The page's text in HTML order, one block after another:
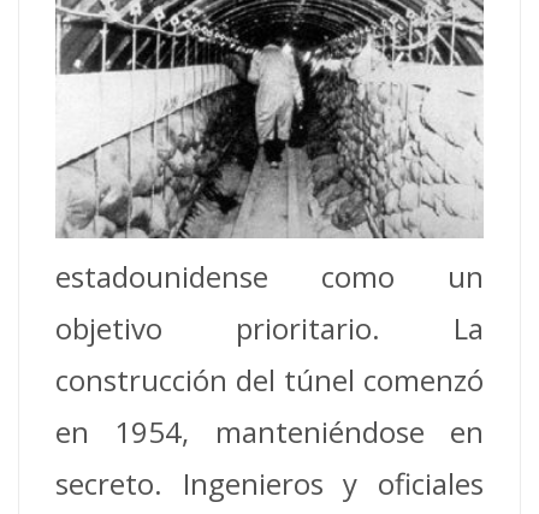
estadounidense como un
objetivo prioritario. La
construcción del túnel comenzó
en 1954, manteniéndose en
secreto. Ingenieros y oficiales